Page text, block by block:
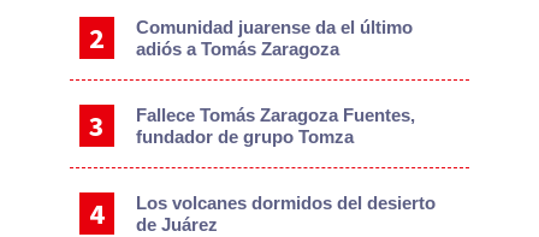
Comunidad juarense da el último
adiós a Tomás Zaragoza
Fallece Tomás Zaragoza Fuentes,
fundador de grupo Tomza
Los volcanes dormidos del desierto
de Juárez